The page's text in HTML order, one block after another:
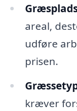
areal,
udføre
prisen.
kræver